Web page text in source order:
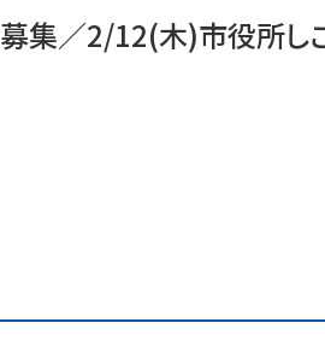
募集／2/12(木)市役所し